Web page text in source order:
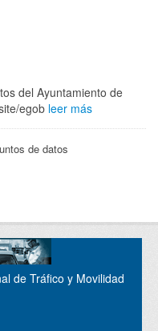
del Ayuntamiento de
egob leer más
de datos
de Tráfico y Movilidad